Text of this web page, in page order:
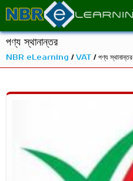
পণ্য স্থানান্তর
NBR eLearning / VAT / পণ্য স্থানান্তর